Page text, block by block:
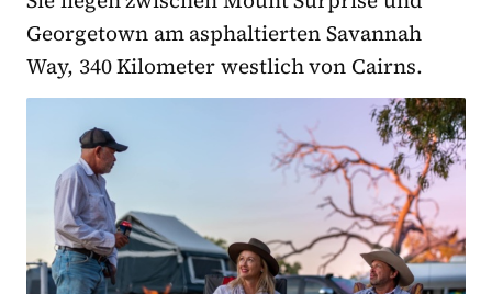
Georgetown am asphaltierten Savannah
Way, 340 Kilometer westlich von Cairns.